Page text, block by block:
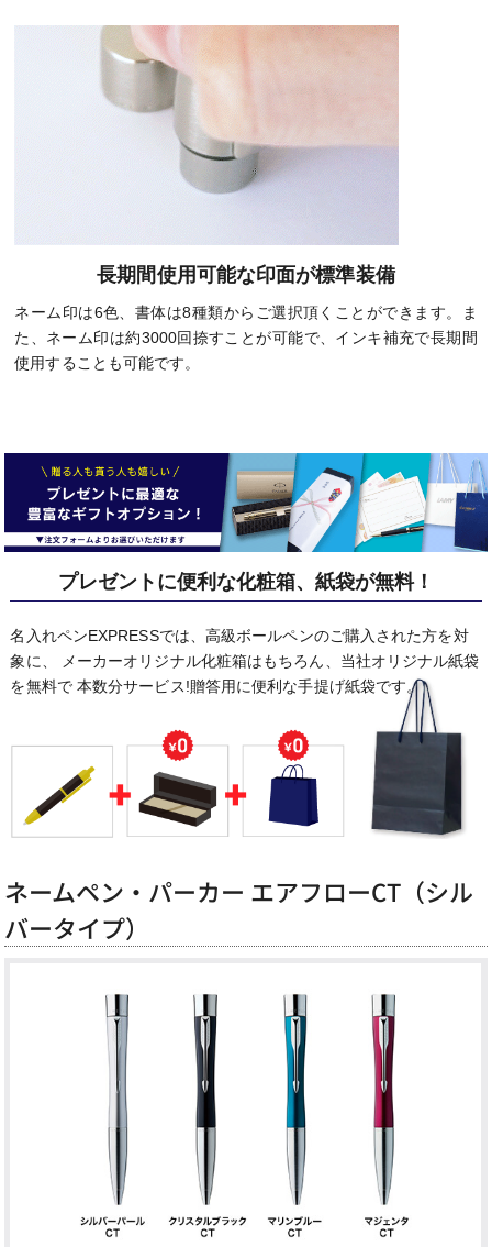
長期間使用可能な印面が標準装備
ネーム印は6色、書体は8種類からご選択頂くことができます。ま
た、ネーム印は約3000回捺すことが可能で、インキ補充で長期間
使用することも可能です。
プレゼントに便利な化粧箱、紙袋が無料！
名入れペンEXPRESSでは、高級ボールペンのご購入された方を対
象に、
メーカーオリジナル化粧箱はもちろん、当社オリジナル紙袋
を無料で本数分サービス!贈答用に便利な手提げ紙袋です。
ネームペン・パーカー エアフローCT（シル
バータイプ）